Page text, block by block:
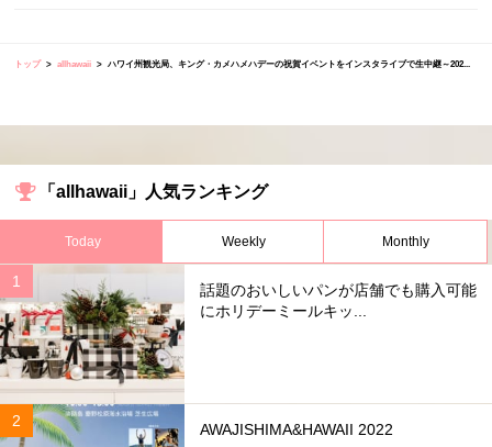
トップ allhawaii ハワイ州観光局、キング・カメハメハデーの祝賀イベントをインスタライブで生中継～202...
「allhawaii」人気ランキング
Today Weekly Monthly
話題のおいしいパンが店舗でも購入可能
にホリデーミールキッ...
AWAJISHIMA&HAWAII 2022